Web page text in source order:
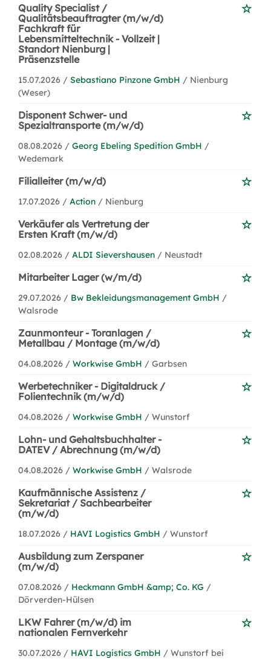
Quality Specialist /
Qualitätsbeauftragter (m/w/d)
Fachkraft für
Lebensmitteltechnik - Vollzeit |
Standort Nienburg |
Präsenzstelle
15.07.2026 / Sebastiano Pinzone GmbH / Nienburg
(Weser)
Disponent Schwer- und
Spezialtransporte (m/w/d)
08.08.2026 / Georg Ebeling Spedition GmbH /
Wedemark
Filialleiter (m/w/d)
17.07.2026 / Action / Nienburg
Verkäufer als Vertretung der
Ersten Kraft (m/w/d)
02.08.2026 / ALDI Sievershausen / Neustadt
Mitarbeiter Lager (w/m/d)
29.07.2026 / Bw Bekleidungsmanagement GmbH /
Walsrode
Zaunmonteur - Toranlagen /
Metallbau / Montage (m/w/d)
04.08.2026 / Workwise GmbH / Garbsen
Werbetechniker - Digitaldruck /
Folientechnik (m/w/d)
04.08.2026 / Workwise GmbH / Wunstorf
Lohn- und Gehaltsbuchhalter -
DATEV / Abrechnung (m/w/d)
04.08.2026 / Workwise GmbH / Walsrode
Kaufmännische Assistenz /
Sekretariat / Sachbearbeiter
(m/w/d)
18.07.2026 / HAVI Logistics GmbH / Wunstorf
Ausbildung zum Zerspaner
(m/w/d)
07.08.2026 / Heckmann GmbH &amp; Co. KG /
Dörverden-Hülsen
LKW Fahrer (m/w/d) im
nationalen Fernverkehr
30.07.2026 / HAVI Logistics GmbH / Wunstorf bei